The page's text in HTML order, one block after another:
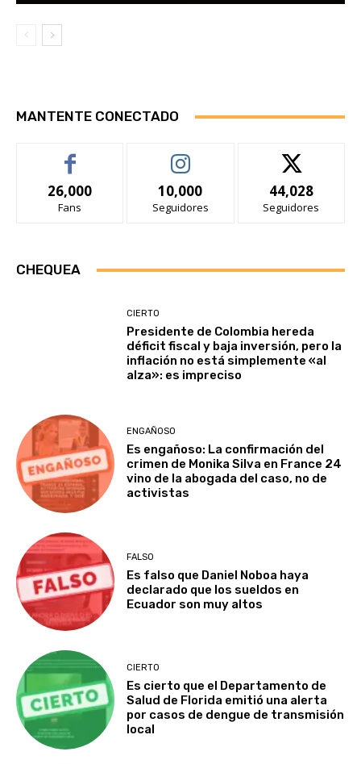
MANTENTE CONECTADO
26,000
Fans
10,000
Seguidores
44,028
Seguidores
CHEQUEA
CIERTO
Presidente de Colombia hereda
déficit fiscal y baja inversión, pero la
inflación no está simplemente «al
alza»: es impreciso
ENGAÑOSO
Es engañoso: La confirmación del
crimen de Monika Silva en France 24
vino de la abogada del caso, no de
activistas
FALSO
Es falso que Daniel Noboa haya
declarado que los sueldos en
Ecuador son muy altos
CIERTO
Es cierto que el Departamento de
Salud de Florida emitió una alerta
por casos de dengue de transmisión
local